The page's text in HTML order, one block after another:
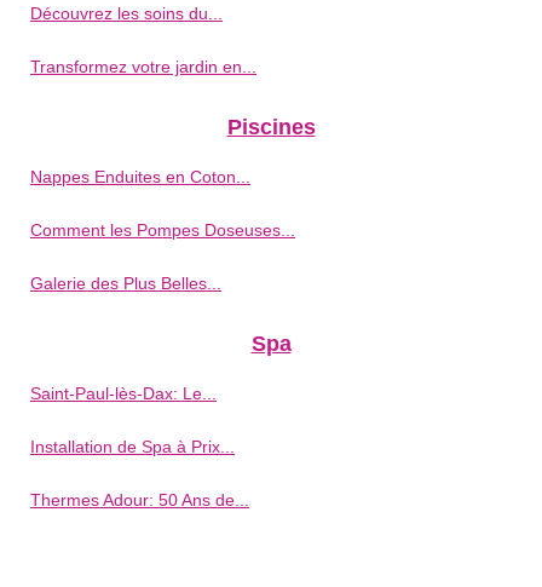
Découvrez les soins du...
Transformez votre jardin en...
Piscines
Nappes Enduites en Coton...
Comment les Pompes Doseuses...
Galerie des Plus Belles...
Spa
Saint-Paul-lès-Dax: Le...
Installation de Spa à Prix...
Thermes Adour: 50 Ans de...